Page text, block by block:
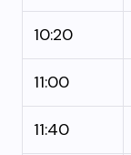
10:20
11:00
11:40